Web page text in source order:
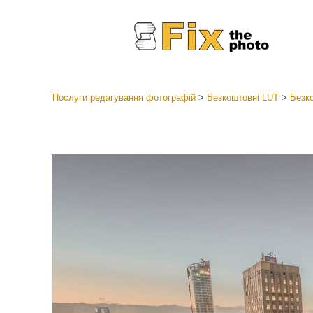
Послуги редагування фотографій> Безкоштовні LUT>